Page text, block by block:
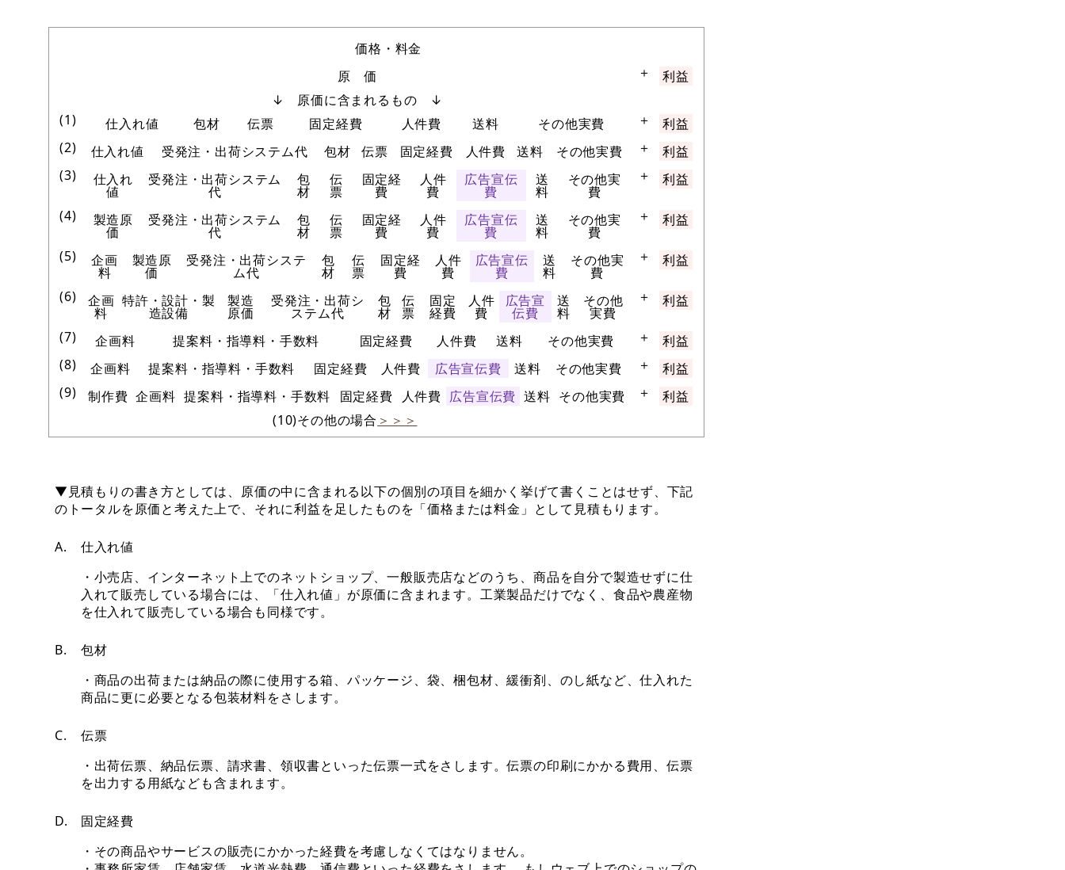
価格・料金
原 価
＋
利益
↓ 原価に含まれるもの ↓
(1)
仕入れ値 包材 伝票 固定経費 人件費 送料 その他実費 ＋
利益
(2)
仕入れ値 受発注・出荷システム代 包材 伝票 固定経費 人件費 送料 その他実費 ＋
利益
(3)
仕入れ
値
受発注・出荷システム
代
包
材
伝
票
固定経
費
人件
費
広告宣伝
費
送
料
その他実
費
＋ 利益
(4) 製造原
価
受発注・出荷システム
代
包
材
伝
票
固定経
費
人件
費
広告宣伝
費
送
料
その他実
費
＋ 利益
(5) 企画
料
製造原
価
受発注・出荷システ
ム代
包
材
伝
票
固定経
費
人件
費
広告宣伝
費
送
料
その他実
費
＋ 利益
(6) 企画
料
特許・設計・製
造設備
製造
原価
受発注・出荷シ
ステム代
包
材
伝
票
固定
経費
人件
費
広告宣
伝費
送
料
その他
実費
＋ 利益
(7) 企画料 提案料・指導料・手数料 固定経費 人件費 送料 その他実費 ＋
利益
(8)
企画料 提案料・指導料・手数料 固定経費 人件費 広告宣伝費 送料 その他実費 ＋
利益
(9)
制作費 企画料 提案料・指導料・手数料 固定経費 人件費 広告宣伝費 送料 その他実費 ＋
利益
(10)その他の場合 ＞＞＞
▼見積もりの書き方としては、原価の中に含まれる以下の個別の項目を細かく挙げて書くことはせず、下記
のトータルを原価と考えた上で、それに利益を足したものを「価格または料金」として見積もります。
A.
仕入れ値
・小売店、インターネット上でのネットショップ、一般販売店などのうち、商品を自分で製造せずに仕
入れて販売している場合には、「仕入れ値」が原価に含まれます。工業製品だけでなく、食品や農産物
を仕入れて販売している場合も同様です。
B.
包材
・商品の出荷または納品の際に使用する箱、パッケージ、袋、梱包材、緩衝剤、のし紙など、仕入れた
商品に更に必要となる包装材料をさします。
C.
伝票
・出荷伝票、納品伝票、請求書、領収書といった伝票一式をさします。伝票の印刷にかかる費用、伝票
を出力する用紙なども含まれます。
D.
固定経費
・その商品やサービスの販売にかかった経費を考慮しなくてはなりません。